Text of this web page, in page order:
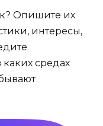
Опишите их
интересы,
каких средах